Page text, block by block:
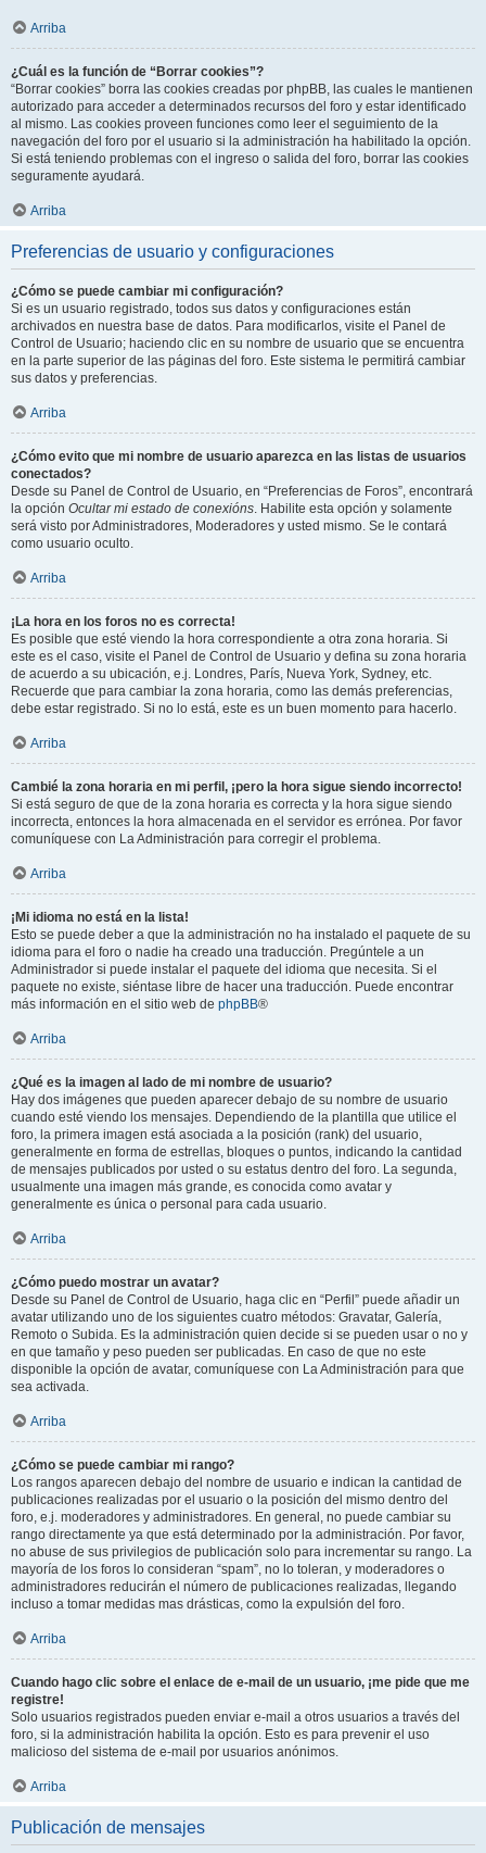
Arriba
¿Cuál es la función de “Borrar cookies”?
“Borrar cookies” borra las cookies creadas por phpBB, las cuales le mantienen
autorizado para acceder a determinados recursos del foro y estar identificado
al mismo. Las cookies proveen funciones como leer el seguimiento de la
navegación del foro por el usuario si la administración ha habilitado la opción.
Si está teniendo problemas con el ingreso o salida del foro, borrar las cookies
seguramente ayudará.
Arriba
Preferencias de usuario y configuraciones
¿Cómo se puede cambiar mi configuración?
Si es un usuario registrado, todos sus datos y configuraciones están
archivados en nuestra base de datos. Para modificarlos, visite el Panel de
Control de Usuario; haciendo clic en su nombre de usuario que se encuentra
en la parte superior de las páginas del foro. Este sistema le permitirá cambiar
sus datos y preferencias.
Arriba
¿Cómo evito que mi nombre de usuario aparezca en las listas de usuarios
conectados?
Desde su Panel de Control de Usuario, en “Preferencias de Foros”, encontrará
la opción Ocultar mi estado de conexións. Habilite esta opción y solamente
será visto por Administradores, Moderadores y usted mismo. Se le contará
como usuario oculto.
Arriba
¡La hora en los foros no es correcta!
Es posible que esté viendo la hora correspondiente a otra zona horaria. Si
este es el caso, visite el Panel de Control de Usuario y defina su zona horaria
de acuerdo a su ubicación, e.j. Londres, París, Nueva York, Sydney, etc.
Recuerde que para cambiar la zona horaria, como las demás preferencias,
debe estar registrado. Si no lo está, este es un buen momento para hacerlo.
Arriba
Cambié la zona horaria en mi perfil, ¡pero la hora sigue siendo incorrecto!
Si está seguro de que de la zona horaria es correcta y la hora sigue siendo
incorrecta, entonces la hora almacenada en el servidor es errónea. Por favor
comuníquese con La Administración para corregir el problema.
Arriba
¡Mi idioma no está en la lista!
Esto se puede deber a que la administración no ha instalado el paquete de su
idioma para el foro o nadie ha creado una traducción. Pregúntele a un
Administrador si puede instalar el paquete del idioma que necesita. Si el
paquete no existe, siéntase libre de hacer una traducción. Puede encontrar
más información en el sitio web de phpBB®
Arriba
¿Qué es la imagen al lado de mi nombre de usuario?
Hay dos imágenes que pueden aparecer debajo de su nombre de usuario
cuando esté viendo los mensajes. Dependiendo de la plantilla que utilice el
foro, la primera imagen está asociada a la posición (rank) del usuario,
generalmente en forma de estrellas, bloques o puntos, indicando la cantidad
de mensajes publicados por usted o su estatus dentro del foro. La segunda,
usualmente una imagen más grande, es conocida como avatar y
generalmente es única o personal para cada usuario.
Arriba
¿Cómo puedo mostrar un avatar?
Desde su Panel de Control de Usuario, haga clic en “Perfil” puede añadir un
avatar utilizando uno de los siguientes cuatro métodos: Gravatar, Galería,
Remoto o Subida. Es la administración quien decide si se pueden usar o no y
en que tamaño y peso pueden ser publicadas. En caso de que no este
disponible la opción de avatar, comuníquese con La Administración para que
sea activada.
Arriba
¿Cómo se puede cambiar mi rango?
Los rangos aparecen debajo del nombre de usuario e indican la cantidad de
publicaciones realizadas por el usuario o la posición del mismo dentro del
foro, e.j. moderadores y administradores. En general, no puede cambiar su
rango directamente ya que está determinado por la administración. Por favor,
no abuse de sus privilegios de publicación solo para incrementar su rango. La
mayoría de los foros lo consideran “spam”, no lo toleran, y moderadores o
administradores reducirán el número de publicaciones realizadas, llegando
incluso a tomar medidas mas drásticas, como la expulsión del foro.
Arriba
Cuando hago clic sobre el enlace de e-mail de un usuario, ¡me pide que me
registre!
Solo usuarios registrados pueden enviar e-mail a otros usuarios a través del
foro, si la administración habilita la opción. Esto es para prevenir el uso
malicioso del sistema de e-mail por usuarios anónimos.
Arriba
Publicación de mensajes